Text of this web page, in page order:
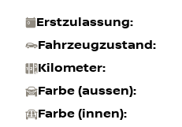
Erstzulassung:
Fahrzeugzustand:
Kilometer:
Farbe (aussen):
Farbe (innen):